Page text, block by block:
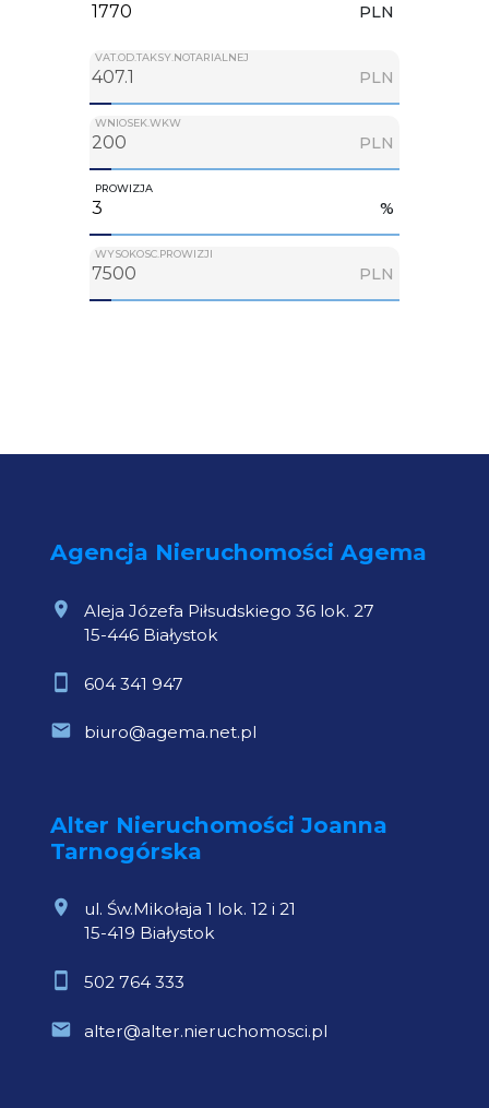
PLN
VAT.OD.TAKSY.NOTARIALNEJ
PLN
WNIOSEK.WKW
PLN
PROWIZJA
%
WYSOKOSC.PROWIZJI
PLN
Agencja Nieruchomości Agema
Aleja Józefa Piłsudskiego 36 lok. 27
15-446 Białystok
604 341 947
biuro@agema.net.pl
Alter Nieruchomości Joanna
Tarnogórska
ul. Św.Mikołaja 1 lok. 12 i 21
15-419 Białystok
502 764 333
alter@alter.nieruchomosci.pl